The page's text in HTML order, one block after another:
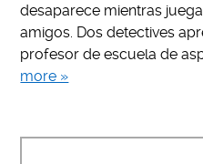
desaparece mientras
amigos. Dos detectives
profesor de escuela de
more »